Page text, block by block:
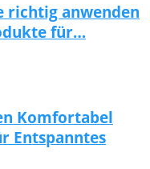
richtig anwenden
für…
Komfortabel
Entspanntes